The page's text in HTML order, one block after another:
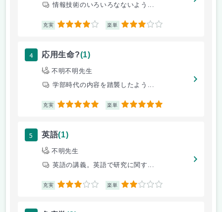
情報技術のいろいろなないよう...
充実 4 楽単 3
4 応用生命?(1)
不明不明先生
学部時代の内容を踏襲したよう...
充実 5 楽単 5
5 英語(1)
不明先生
英語の講義。英語で研究に関す...
充実 3 楽単 2